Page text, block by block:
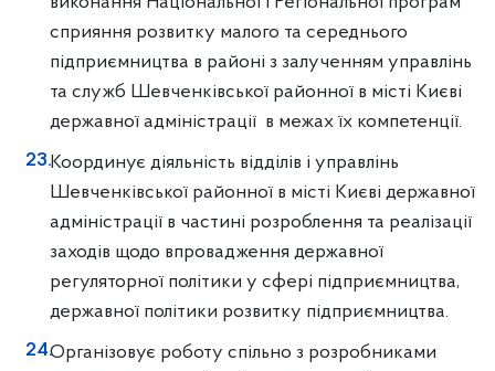
сприяння розвитку малого та середнього
підприємництва в районі з залученням управлінь
та служб Шевченківської районної в місті Києві
державної адміністрації в межах їх компетенції.
Координує діяльність відділів і управлінь
Шевченківської районної в місті Києві державної
адміністрації в частині розроблення та реалізації
заходів щодо впровадження державної
регуляторної політики у сфері підприємництва,
державної політики розвитку підприємництва.
Організовує роботу спільно з розробниками